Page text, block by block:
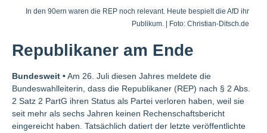
In den 90ern waren die REP noch relevant. Heute bespielt die AfD ihr
Publikum. | Foto: Christian-Ditsch.de
Republikaner am Ende
Bundesweit •Am 26. Juli diesen Jahres meldete die
Bundeswahlleiterin, dass die Republikaner (REP) nach § 2 Abs.
2 Satz 2 PartG ihren Status als Partei verloren haben, weil sie
seit mehr als sechs Jahren keinen Rechenschaftsbericht
eingereicht haben. Tatsächlich datiert der letzte veröffentlichte